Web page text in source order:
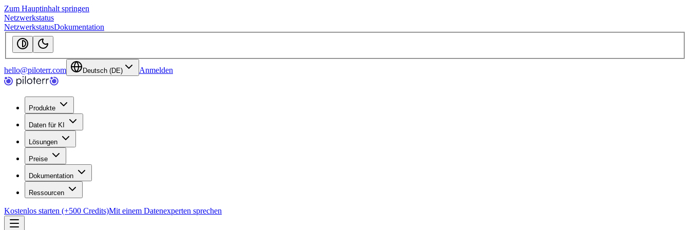
Zum Hauptinhalt springen
Netzwerkstatus
NetzwerkstatusDokumentation
hello@piloterr.com Deutsch (DE) Anmelden
Produkte
Daten für KI
Lösungen
Preise
Dokumentation
Ressourcen
Kostenlos starten (+500 Credits)Mit einem Datenexperten sprechen